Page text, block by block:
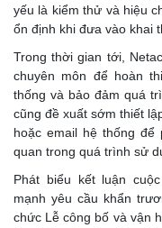
yếu là kiểm thử và hiệu
ổn định khi đưa vào khai
Trong thời gian tới,
chuyên môn để hoàn
thống và bảo đảm quá
cũng đề xuất sớm thiết
hoặc email hệ thống để
quan trong quá trình sử
Phát biểu kết luận
mạnh yêu cầu khẩn
chức Lễ công bố và vận